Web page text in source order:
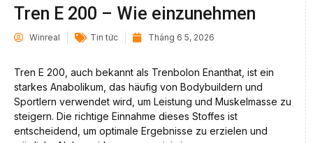
Tren E 200 – Wie einzunehmen
Winreal Tin tức Tháng 6 5, 2026
Tren E 200, auch bekannt als Trenbolon Enanthat, ist ein
starkes Anabolikum, das häufig von Bodybuildern und
Sportlern verwendet wird, um Leistung und Muskelmasse zu
steigern. Die richtige Einnahme dieses Stoffes ist
entscheidend, um optimale Ergebnisse zu erzielen und